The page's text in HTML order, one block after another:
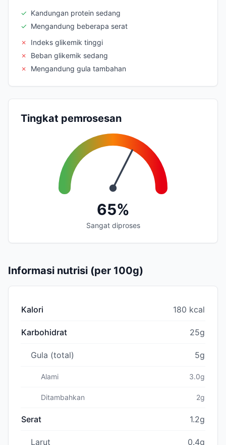
✓ Kandungan protein sedang
✓ Mengandung beberapa serat
✗
Indeks glikemik tinggi
✗
Beban glikemik sedang
✗
Mengandung gula tambahan
Tingkat pemrosesan
65%
Sangat diproses
Informasi nutrisi (per 100g)
Kalori 180 kcal
Karbohidrat 25g
Gula (total) 5g
Alami 3.0g
Ditambahkan 2g
Serat 1.2g
Larut 0.4g